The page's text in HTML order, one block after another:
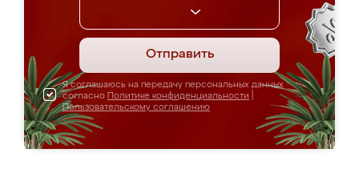
Отправить
Я соглашаюсь на передачу персональных данных
согласно Политике конфиденциальности
Пользовательскому соглашению